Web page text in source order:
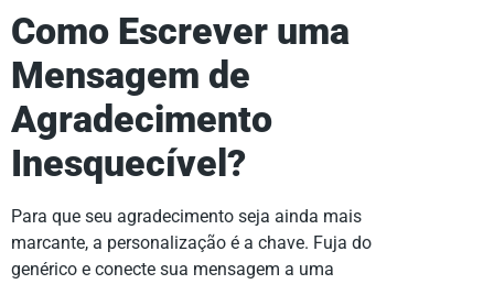
Como Escrever uma
Mensagem de
Agradecimento
Inesquecível?
Para que seu agradecimento seja ainda mais
marcante, a personalização é a chave. Fuja do
genérico e conecte sua mensagem a uma